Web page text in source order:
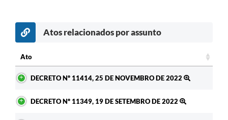
Atos relacionados por assunto
Ato
DECRETO Nº 11414, 25 DE NOVEMBRO DE 2022
DECRETO Nº 11349, 19 DE SETEMBRO DE 2022